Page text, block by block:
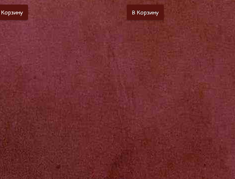
Корзину В Корзину